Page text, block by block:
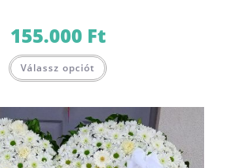
155.000 Ft
Válassz opciót